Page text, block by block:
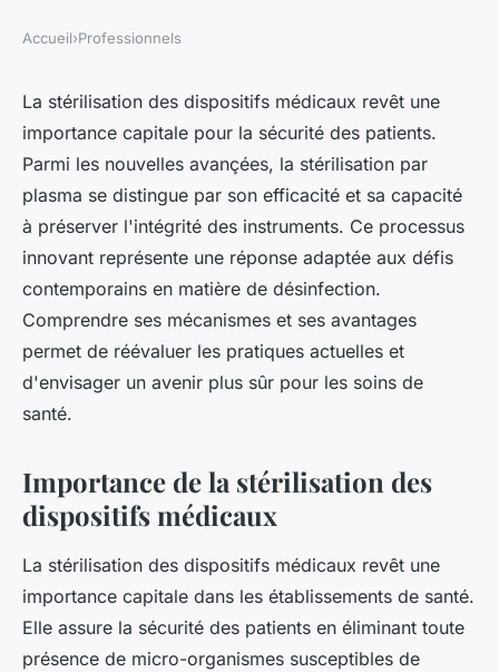
La révolution de la
stérilisation des dispositifs
médicaux par plasma
Chloé•25 janvier 2025• 7 min de lecture
Accueil›Professionnels
La stérilisation des dispositifs médicaux revêt une
importance capitale pour la sécurité des patients.
Parmi les nouvelles avançées, la stérilisation par
plasma se distingue par son efficacité et sa capacité
à préserver l'intégrité des instruments. Ce processus
innovant représente une réponse adaptée aux défis
contemporains en matière de désinfection.
Comprendre ses mécanismes et ses avantages
permet de réévaluer les pratiques actuelles et
d'envisager un avenir plus sûr pour les soins de
santé.
Importance de la stérilisation des
dispositifs médicaux
La stérilisation des dispositifs médicaux revêt une
importance capitale dans les établissements de santé.
Elle assure la sécurité des patients en éliminant toute
présence de micro-organismes susceptibles de